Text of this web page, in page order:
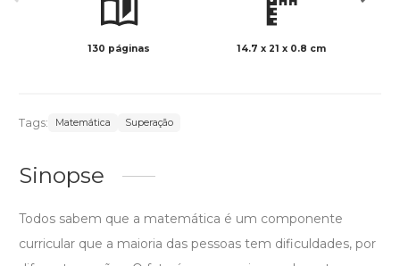
130 páginas 14.7 x 21 x 0.8 cm
Tags: Matemática Superação
Sinopse
Todos sabem que a matemática é um componente
curricular que a maioria das pessoas tem dificuldades, por